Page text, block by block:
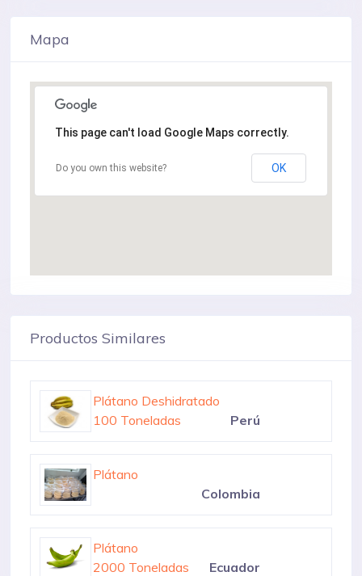
Mapa
This page can't load Google Maps correctly.
Do you own this website? OK
Productos Similares
Plátano Macho
624 Toneladas
México
Plátano Deshidratado
Perú
Plátano
Colombia